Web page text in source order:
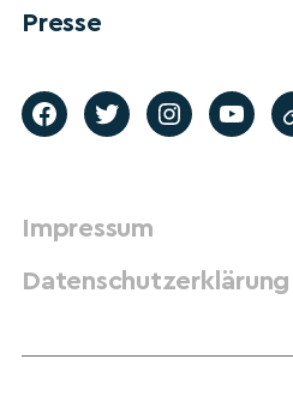
Presse
Impressum
Datenschutzerklärung